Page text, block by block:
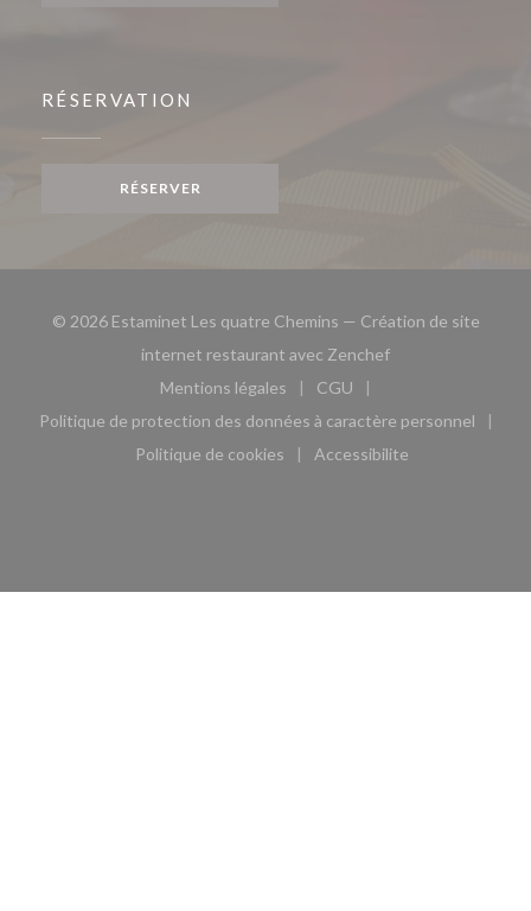
RÉSERVATION
RÉSERVER
© 2026 Estaminet Les quatre Chemins — Création de site
internet restaurant avec Zenchef((ouvre une
Mentions légales
((ouvre une nouvelle fenêtre))
CGU
((ouvre une nouvelle
Politique de protection des données à caractère personnel
((ouvre une nouvelle fenêtre))
Politique de cookies
((ouvre une nouvelle fenêtre))
Accessibilite